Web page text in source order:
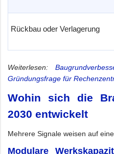
Rückbau oder Verlagerung
Weiterlesen:
Gründungsfrage für
Wohin sich die
2030 entwickelt
Mehrere Signale weisen auf
Modulare